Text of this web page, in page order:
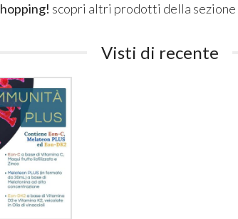
scopri altri prodotti della sezione
Visti di recente